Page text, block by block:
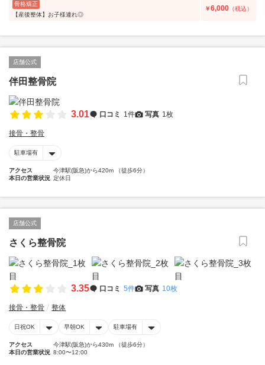
骨格矯正
【産後整体】お子様連れ◎
￥6,000 （税込）
店舗公式
伴田整骨院
3.01 口コミ 1件 写真 1枚
接骨・整骨
駐車場有
アクセス
今津駅(阪急)から420m （徒歩6分）
本日の営業状況 定休日
店舗公式
さくら整骨院
3.35 口コミ 5件 写真 10枚
接骨・整骨 整体
日祝OK 早朝OK 駐車場有
アクセス
今津駅(阪急)から430m （徒歩6分）
本日の営業状況 8:00〜12:00